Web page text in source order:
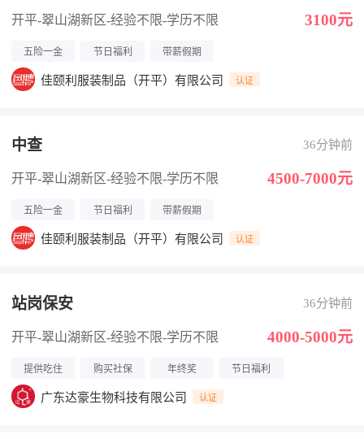
开平-翠山湖新区-经验不限-学历不限 3100元
五险一金 节日福利 带薪假期
佳颐利服装制品（开平）有限公司 认证
中查 36分钟前
开平-翠山湖新区-经验不限-学历不限 4500-7000元
五险一金 节日福利 带薪假期
佳颐利服装制品（开平）有限公司 认证
站岗保安 36分钟前
开平-翠山湖新区-经验不限-学历不限 4000-5000元
提供吃住 购买社保 年终奖 节日福利
广东达豪生物科技有限公司 认证